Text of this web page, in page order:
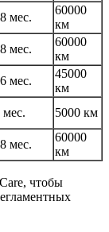
мес.
60000
км
мес.
60000
км
мес.
45000
км
мес. 5000 км
мес.
60000
км
чтобы